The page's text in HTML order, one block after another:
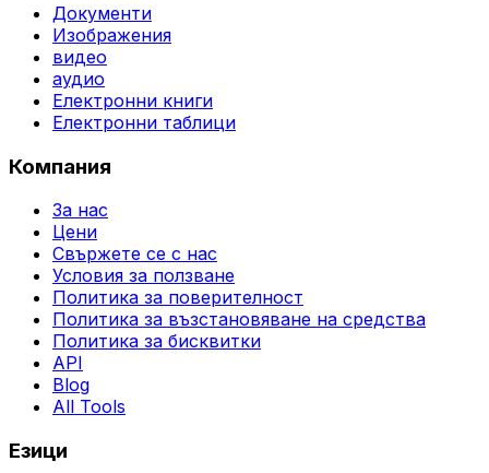
Документи
Изображения
видео
аудио
Електронни книги
Електронни таблици
Компания
За нас
Цени
Свържете се с нас
Условия за ползване
Политика за поверителност
Политика за възстановяване на средства
Политика за бисквитки
API
Blog
All Tools
Езици